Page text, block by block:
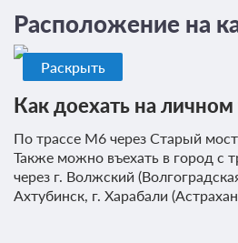
после подтверждения
4 200
1 гость
Бронирование по запросу
В стоимость входит:
Без питания
Расположение на
Раскрыть
Как доехать на
По трассе М6 через Старый
Также можно въехать в город с
через г. Волжский
Ахтубинск, г. Харабали